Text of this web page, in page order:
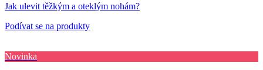
Jak ulevit těžkým a oteklým nohám?
Podívat se na produkty
Novinka